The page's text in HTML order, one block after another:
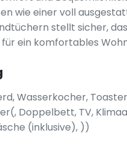
wie einer voll
stellt sicher,
für ein komfortables
Wasserkocher,
Doppelbett, TV,
(inklusive), ))